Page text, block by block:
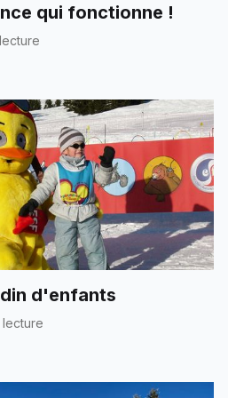
qui fonctionne !
d'enfants
lecture